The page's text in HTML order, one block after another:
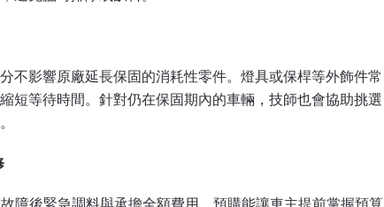
不影響原廠延長保固的消耗性零件。燈具或保桿等外飾件常
短等待時間。針對仍在保固期內的車輛，技師也會協助挑選